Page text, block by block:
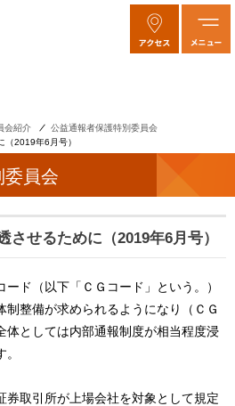
会紹介
公益通報者保護特別委員会
（2019年6月号）
委員会
させるために（2019年6月号）
ド（以下「ＣＧコード」という。）
制整備が求められるようになり（ＣＧ
体としては内部通報制度が相当程度浸
券取引所が上場会社を対象として規定